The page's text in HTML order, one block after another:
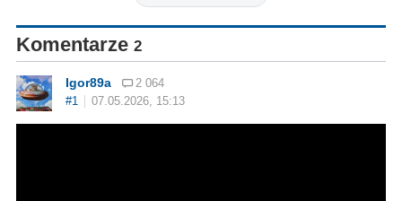
Komentarze 2
Igor89a
2 064
#1
07.05.2026, 15:13